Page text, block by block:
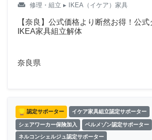
weekend 修理・組立 ▸ IKEA（イケア）家具
【奈良】公式価格より断然お得！公
IKEA家具組立解体
奈良県
認定サポーター イケア家具組立認定サポーター
シェアワーカー保険加入 ベルメゾン認定サポーター
ネルコンシェルジュ認定サポーター